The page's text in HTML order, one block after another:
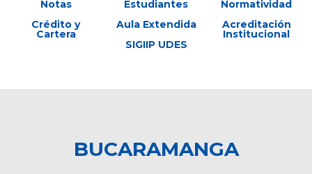
Notas
Crédito y
Cartera
Estudiantes
Aula Extendida
SIGIIP UDES
Normatividad
Acreditación
Institucional
BUCARAMANGA